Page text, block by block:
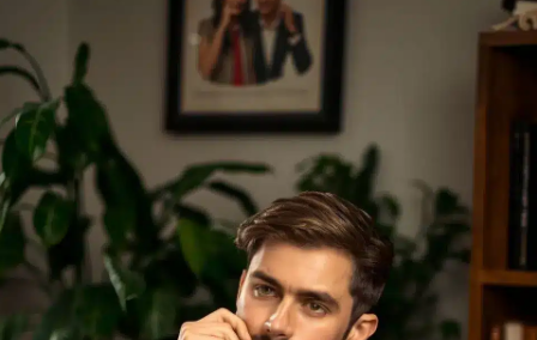
https://ademilsoncs.adv.br/prisao-preventiva-entre-a-necessidade-e-a-excepcionalidade/